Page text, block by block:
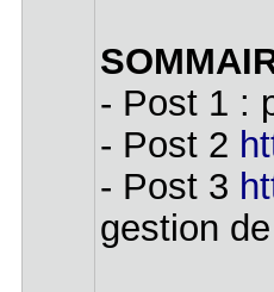
- Post 1 :
- Post 2
- Post 3
gestion